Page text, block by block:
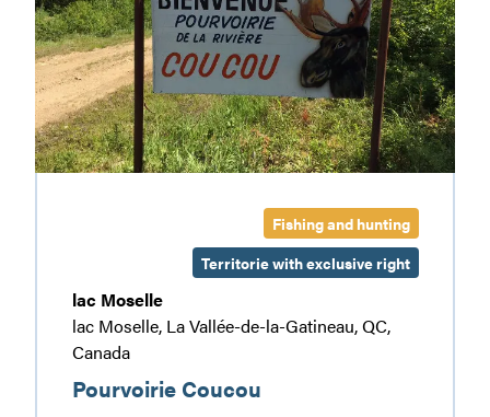
Fishing and hunting
Territorie with exclusive right
lac Moselle
lac Moselle, La Vallée-de-la-Gatineau, QC,
Canada
Pourvoirie Coucou